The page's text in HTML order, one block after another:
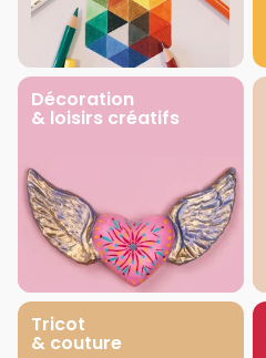
Décoration
& loisirs créatifs
Tricot
& couture